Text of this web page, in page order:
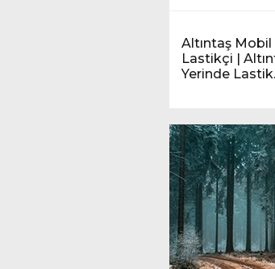
Altıntaş Mobil
Lastikçi |
Yerinde Lastik